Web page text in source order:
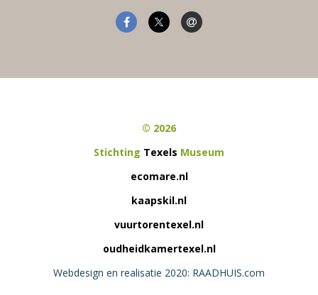
© 2026
Stichting Texels Museum
ecomare.nl
kaapskil.nl
vuurtorentexel.nl
oudheidkamertexel.nl
Webdesign en realisatie 2020: RAADHUIS.com